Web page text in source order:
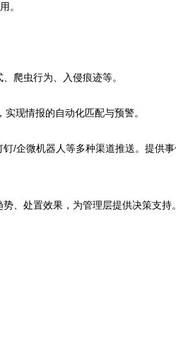
。
爬虫行为、入侵痕迹等。
现情报的自动化匹配与预警。
/企微机器人等多种渠道推送。提供
、处置效果，为管理层提供决策支持。